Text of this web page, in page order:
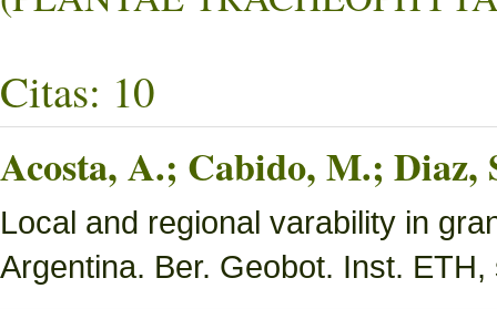
Citas: 10
Acosta, A.; Cabido, M.; Diaz,
Local and regional varability in
Argentina. Ber. Geobot. Inst.